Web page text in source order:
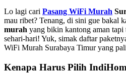
Lo lagi cari Pasang WiFi Murah
mau ribet? Tenang, di sini gue bakal
murah yang bikin kantong aman tapi
sehari-hari! Yuk, simak daftar
WiFi Murah Surabaya Timur yang
Kenapa Harus Pilih